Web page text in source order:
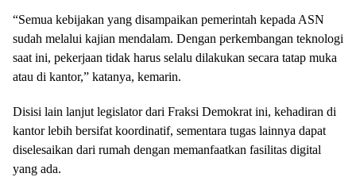
“Semua kebijakan yang disampaikan pemerintah kepada ASN
sudah melalui kajian mendalam. Dengan perkembangan teknologi
saat ini, pekerjaan tidak harus selalu dilakukan secara tatap muka
atau di kantor,” katanya, kemarin.
Disisi lain lanjut legislator dari Fraksi Demokrat ini, kehadiran di
kantor lebih bersifat koordinatif, sementara tugas lainnya dapat
diselesaikan dari rumah dengan memanfaatkan fasilitas digital
yang ada.